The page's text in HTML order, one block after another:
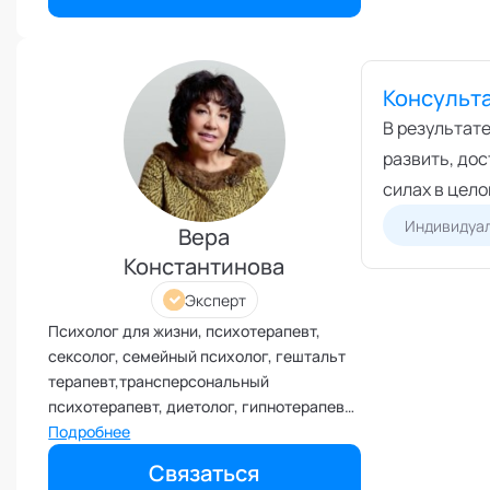
Эмоциональный интеллект
Вера
Константинова
Эксперт
Психолог для жизни, психотерапевт,
сексолог, семейный психолог, гештальт
терапевт,трансперсональный
психотерапевт, диетолог, гипнотерапевт,
групповой терапевт, фасилитатор
холотропного дыхания. Эксперт кафедры
"Сексология" Академии социальных
Подробнее
Связаться
В
развить,
силах в